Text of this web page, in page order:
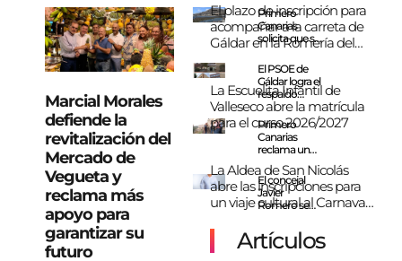
Marcial Morales
defiende la
revitalización del
Mercado de
Vegueta y
reclama más
apoyo para
garantizar su
futuro
Primero
Canarias
solicita que se
haga público
el informe de
Cruz Roja
sobre el
reciente
ahogamiento
en La Laja
El PSOE de
Gáldar logra el
respaldo
unánime del
Pleno a una
moción para
exigir
medidas
urgentes
ante el
colapso de las
urgencias
en Gran
Canaria
Primero
Canarias
reclama un
plan de
rehabilitación
integral para
el barrio de
San Francisco
El concejal
Javier
Romero se
Municipalistas
Primero
El plazo de inscripción para
acompañar a la carreta de
Gáldar en la Romería del
Pino abre el lunes 10 de
agosto
La Escuelita Infantil de
Valleseco abre la matrícula
para el curso 2026/2027
La Aldea de San Nicolás
abre las inscripciones para
un viaje cultural al Carnaval
Pueblos Blancos
Artículos